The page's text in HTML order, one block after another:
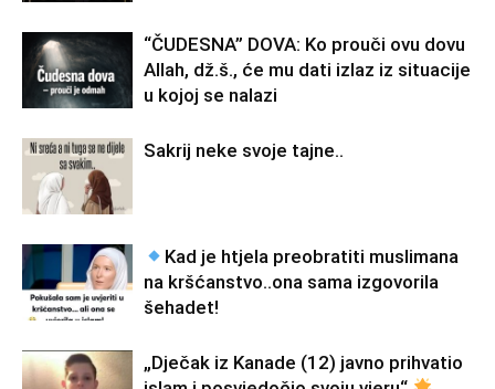
“ČUDESNA” DOVA: Ko prouči ovu dovu
Allah, dž.š., će mu dati izlaz iz situacije
u kojoj se nalazi
Sakrij neke svoje tajne..
Kad je htjela preobratiti muslimana
na kršćanstvo..ona sama izgovorila
šehadet!
„Dječak iz Kanade (12) javno prihvatio